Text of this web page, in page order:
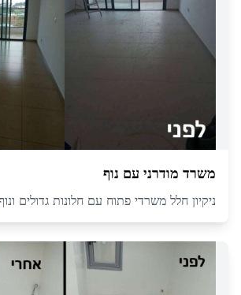
משרד מודרני עם נוף
ניקיון חלל משרדי פתוח עם חלונות גדולים